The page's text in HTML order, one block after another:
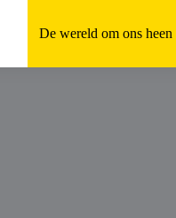
De wereld om ons heen